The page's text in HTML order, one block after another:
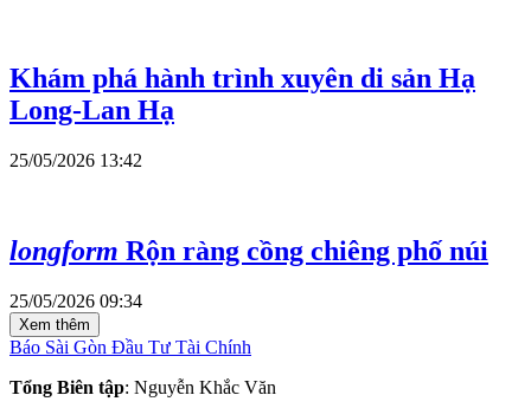
Khám phá hành trình xuyên di sản Hạ
Long-Lan Hạ
25/05/2026 13:42
longform Rộn ràng cồng chiêng phố núi
25/05/2026 09:34
Xem thêm
Báo Sài Gòn Đầu Tư Tài Chính
Tổng Biên tập: Nguyễn Khắc Văn